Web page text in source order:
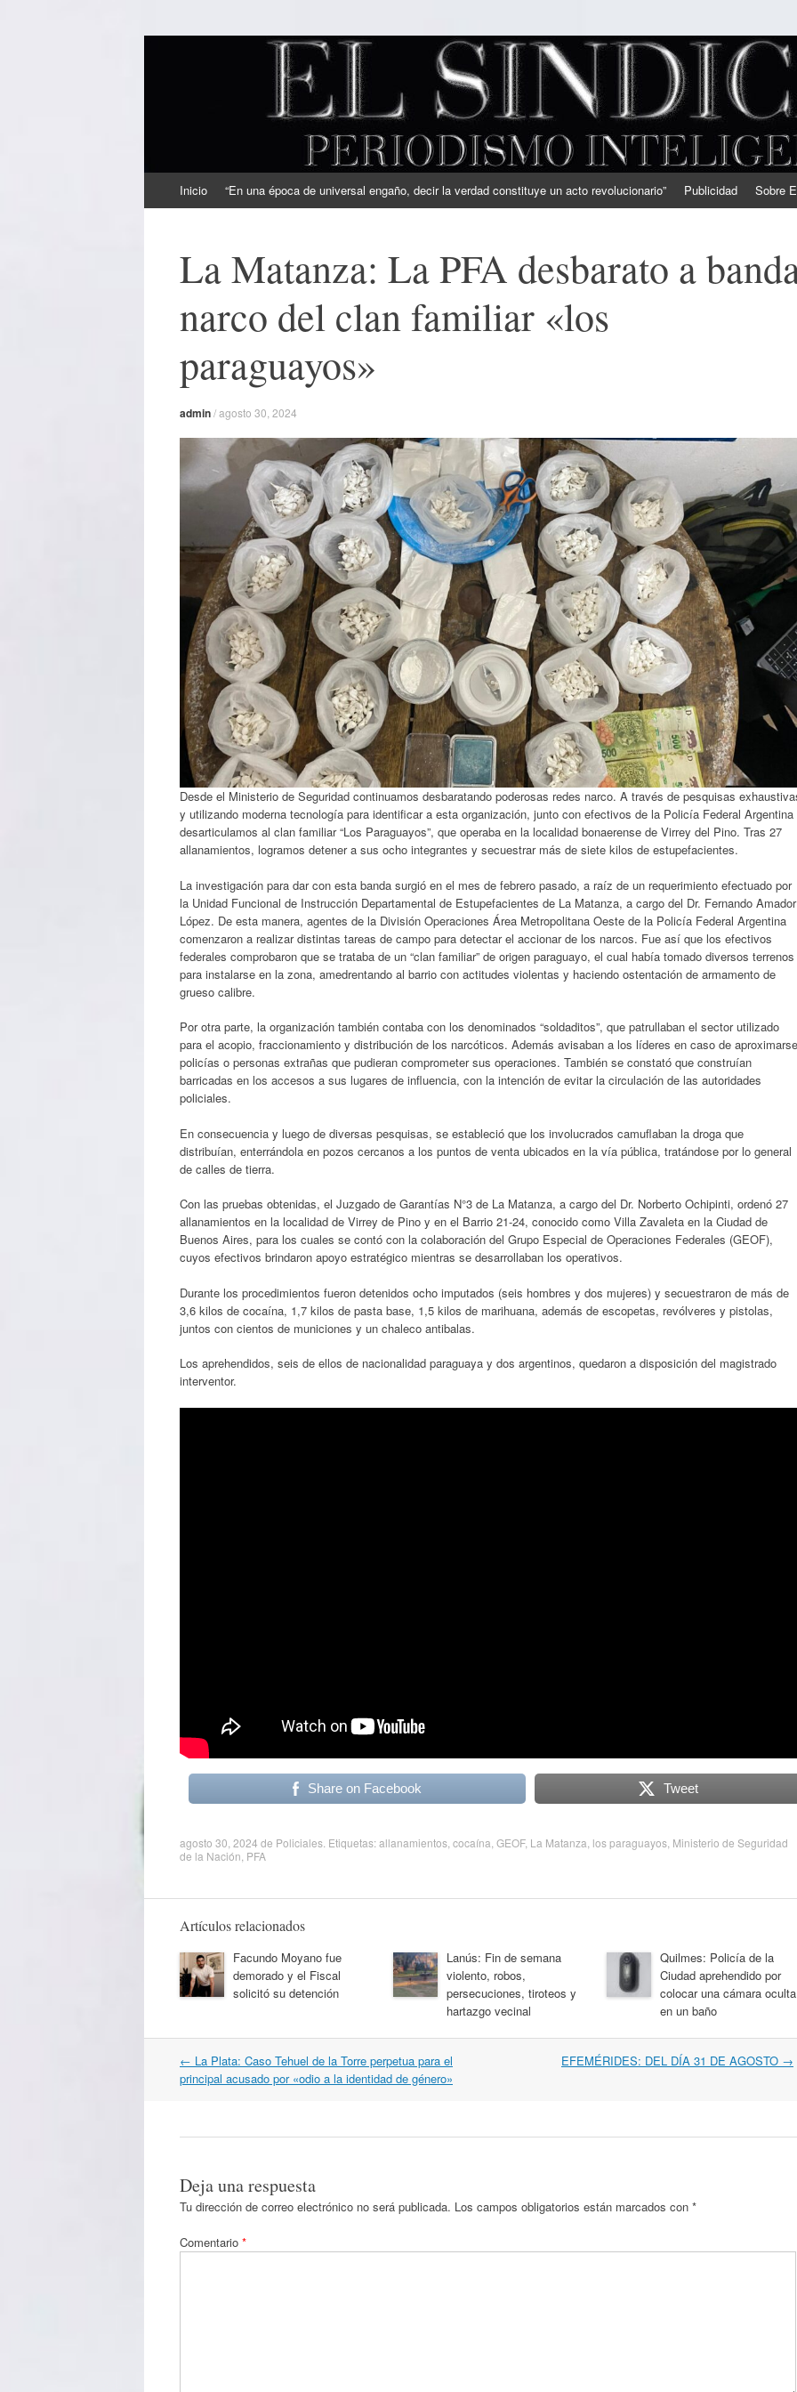
EL SINDICAL
Periodismo Inteligente
al
Inicio “En una época de universal engaño, decir la verdad constituye un acto revolucionario” Publicidad Sobre
La Matanza: La PFA desbarato a
narco del clan familiar «los
paraguayos»
admin/agosto 30, 2024
Desde el Ministerio de Seguridad continuamos desbaratando poderosas redes narco. A través de pesquisas
y utilizando moderna tecnología para identificar a esta organización, junto con efectivos de la Policía Federal Argentina
desarticulamos al clan familiar “Los Paraguayos”, que operaba en la localidad bonaerense de Virrey del Pino. Tras 27
allanamientos, logramos detener a sus ocho integrantes y secuestrar más de siete kilos de estupefacientes.
La investigación para dar con esta banda surgió en el mes de febrero pasado, a raíz de un requerimiento efectuado por
la Unidad Funcional de Instrucción Departamental de Estupefacientes de La Matanza, a cargo del Dr. Fernando Amador
López. De esta manera, agentes de la División Operaciones Área Metropolitana Oeste de la Policía Federal Argentina
comenzaron a realizar distintas tareas de campo para detectar el accionar de los narcos. Fue así que los efectivos
federales comprobaron que se trataba de un “clan familiar” de origen paraguayo, el cual había tomado diversos terrenos
para instalarse en la zona, amedrentando al barrio con actitudes violentas y haciendo ostentación de armamento de
grueso calibre.
Por otra parte, la organización también contaba con los denominados “soldaditos”, que patrullaban el sector utilizado
para el acopio, fraccionamiento y distribución de los narcóticos. Además avisaban a los líderes en caso de aproximarse
policías o personas extrañas que pudieran comprometer sus operaciones. También se constató que construían
barricadas en los accesos a sus lugares de influencia, con la intención de evitar la circulación de las autoridades
policiales.
En consecuencia y luego de diversas pesquisas, se estableció que los involucrados camuflaban la droga que
distribuían, enterrándola en pozos cercanos a los puntos de venta ubicados en la vía pública, tratándose por lo general
de calles de tierra.
Con las pruebas obtenidas, el Juzgado de Garantías N°3 de La Matanza, a cargo del Dr. Norberto Ochipinti, ordenó 27
allanamientos en la localidad de Virrey de Pino y en el Barrio 21-24, conocido como Villa Zavaleta en la Ciudad de
Buenos Aires, para los cuales se contó con la colaboración del Grupo Especial de Operaciones Federales (GEOF),
cuyos efectivos brindaron apoyo estratégico mientras se desarrollaban los operativos.
Durante los procedimientos fueron detenidos ocho imputados (seis hombres y dos mujeres) y secuestraron de más de
3,6 kilos de cocaína, 1,7 kilos de pasta base, 1,5 kilos de marihuana, además de escopetas, revólveres y pistolas,
juntos con cientos de municiones y un chaleco antibalas.
Los aprehendidos, seis de ellos de nacionalidad paraguaya y dos argentinos, quedaron a disposición del magistrado
interventor.
Share on Facebook Tweet
agosto 30, 2024 de Policiales . Etiquetas:allanamientos cocaína GEOF, La Matanza los paraguayos Ministerio de Seguridad
de la Nación PFA
Artículos relacionados
Facundo Moyano fue
demorado y el Fiscal
solicitó su detención
Lanús: Fin de semana
violento, robos,
persecuciones, tiroteos y
hartazgo vecinal
Quilmes: Policía de la
Ciudad aprehendido por
colocar una cámara oculta
en un baño
Navegación
por
← La Plata: Caso Tehuel de la Torre perpetua para el
principal acusado por «odio a la identidad de género»
EFEMÉRIDES: DEL DÍA 31 DE AGOSTO →
Deja una respuesta
Tu dirección de correo electrónico no será publicada. Los campos obligatorios están marcados con *
Comentario *